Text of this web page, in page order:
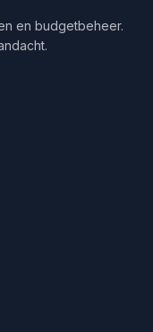
en budgetbeheer.